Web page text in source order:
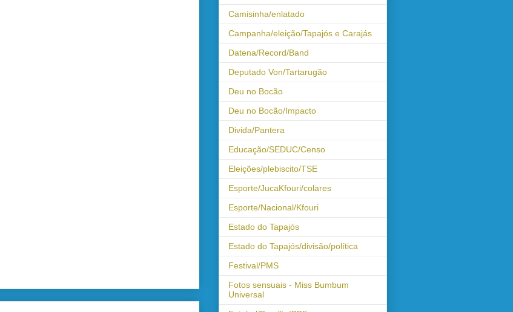
Camisinha/enlatado
Campanha/eleição/Tapajós e Carajás
Datena/Record/Band
Deputado Von/Tartarugão
Deu no Bocão
Deu no Bocão/Impacto
Divida/Pantera
Educação/SEDUC/Censo
Eleições/plebiscito/TSE
Esporte/JucaKfouri/colares
Esporte/Nacional/Kfouri
Estado do Tapajós
Estado do Tapajós/divisão/política
Festival/PMS
Fotos sensuais - Miss Bumbum
Universal